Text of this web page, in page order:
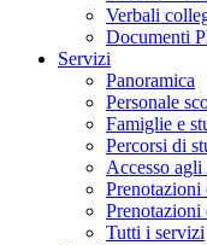
Verbali
Documenti
Servizi
Panoramica
Personale
Famiglie e
Percorsi di
Accesso
Prenotazioni
Tutti i servizi